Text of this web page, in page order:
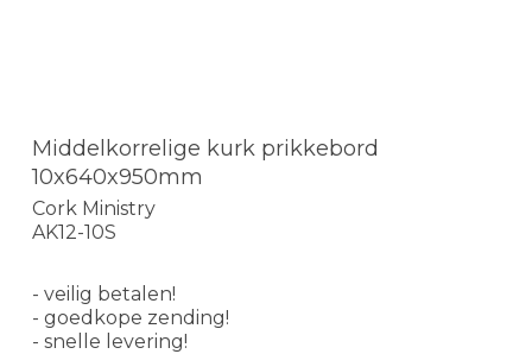
Middelkorrelige kurk prikkebord
10x640x950mm
Cork Ministry
AK12-10S
- veilig betalen!
- goedkope zending!
- snelle levering!